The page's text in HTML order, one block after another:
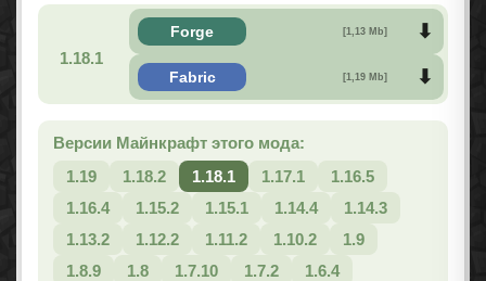
1.18.1
Forge [1,13 Mb]
Fabric [1,19 Mb]
Версии Майнкрафт этого мода:
1.19
1.18.2 1.18.1 1.17.1
1.16.5
1.16.4
1.15.2 1.15.1 1.14.4
1.14.3
1.13.2
1.12.2 1.11.2 1.10.2
1.9
1.8.9
1.8 1.7.10 1.7.2 1.6.4